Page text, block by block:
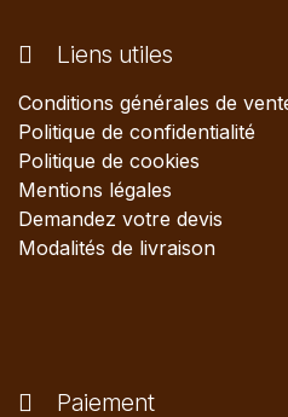
Liens utiles
Conditions générales de
Politique de confidentialité
Politique de cookies
Mentions légales
Demandez votre devis
Modalités de livraison
Paiement